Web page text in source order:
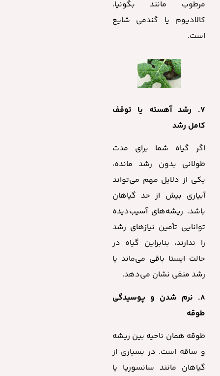
مرطوب مانند بگونیا،
کالادیوم یا گندمی شایع
است.
۷. رشد آهسته یا توقف
کامل رشد
اگر گیاه شما برای مدت
طولانی بدون رشد مانده،
یکی از دلایل مهم می‌تواند
آبیاری بیش از حد گیاهان
باشد. ریشه‌های آسیب‌دیده
توانایی تأمین نیازهای رشد
را ندارند، بنابراین گیاه در
حالت ایستا باقی می‌ماند یا
رشد منفی نشان می‌دهد.
۸. نرم شدن و پوسیدگی
طوقه
طوقه همان ناحیه بین ریشه
و ساقه است. در بسیاری از
گیاهان مانند سانسوریا یا